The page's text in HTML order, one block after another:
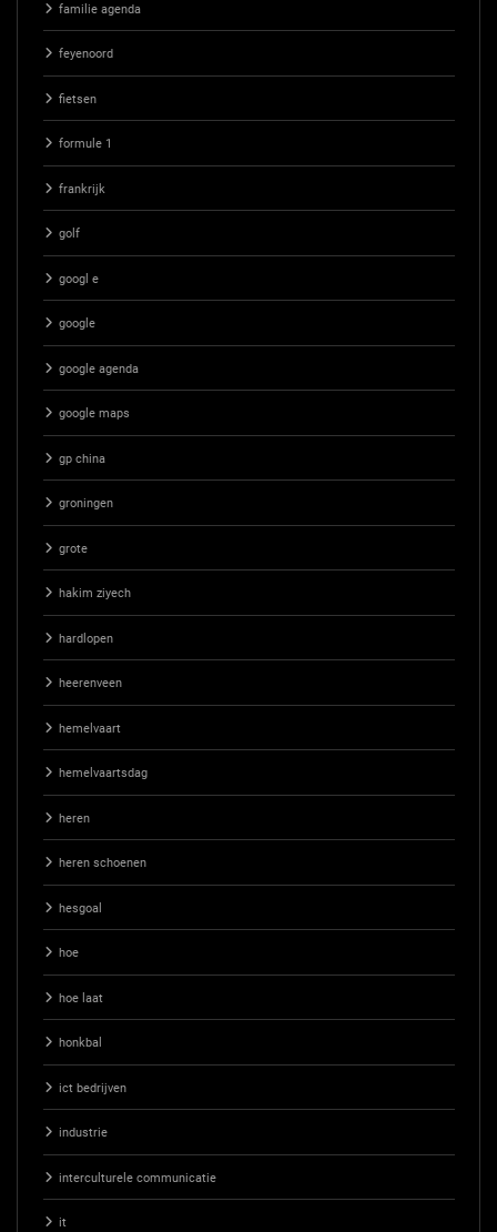
familie agenda
feyenoord
fietsen
formule 1
frankrijk
golf
googl e
google
google agenda
google maps
gp china
groningen
grote
hakim ziyech
hardlopen
heerenveen
hemelvaart
hemelvaartsdag
heren
heren schoenen
hesgoal
hoe
hoe laat
honkbal
ict bedrijven
industrie
interculturele communicatie
it